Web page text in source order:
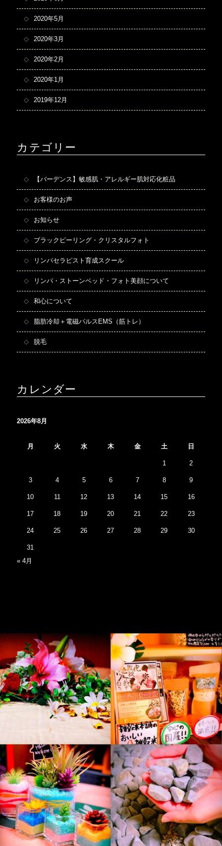
2020年5月
2020年3月
2020年2月
2020年1月
2019年12月
カテゴリー
【バーデンス】敏感肌・アレルギー肌対応化粧品
お客様のお声
お知らせ
ブラックピーリング・クリスタルフォト
リンパセラピスト育成スクール
リンパ・ストーンベッド・フォト美顔について
和心について
脂肪冷却＋電磁パルスEMS（筋トレ）
脱毛
カレンダー
2026年8月
月 火 水 木 金 土 日
1 2
3 4 5 6 7 8 9
10 11 12 13 14 15 16
17 18 19 20 21 22 23
24 25 26 27 28 29 30
31
« 4月